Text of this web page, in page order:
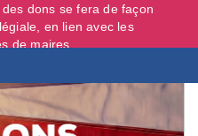
dons se fera de façon
en lien avec les
de maires. ...